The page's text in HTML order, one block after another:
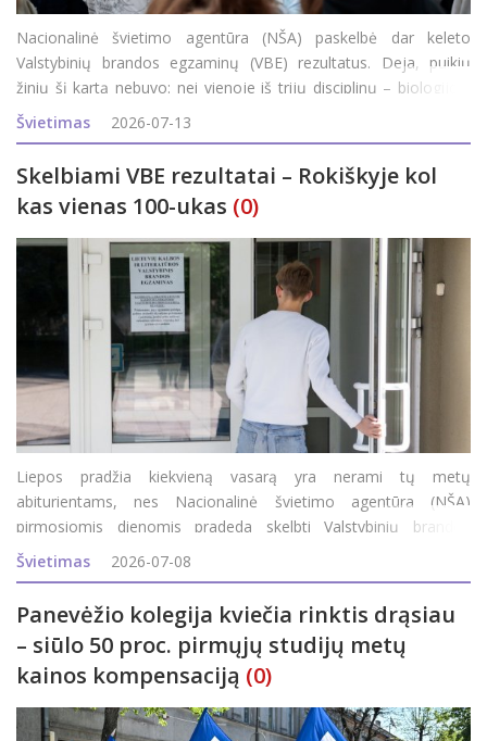
Nacionalinė švietimo agentūra (NŠA) paskelbė dar keleto
Valstybinių brandos egzaminų (VBE) rezultatus. Deja, puikių
žinių šį kartą nebuvo: nei vienoje iš trijų disciplinų – biologijos,
geografijos, verslumo ir ekonomikos – maksimalaus (100)
egzamino balo Roki&
Švietimas 2026-07-13
Skelbiami VBE rezultatai – Rokiškyje kol
kas vienas 100-ukas (0)
Liepos pradžia kiekvieną vasarą yra nerami tų metų
abiturientams, nes Nacionalinė švietimo agentūra (NŠA)
pirmosiomis dienomis pradeda skelbti Valstybinių brandos
egzaminų (VBE) rezultatus. Pirmuosius abiturientai sužinojo jau
vakar: po 14 val. NŠA internetinėje svetainėje pasir
Švietimas 2026-07-08
Panevėžio kolegija kviečia rinktis drąsiau
– siūlo 50 proc. pirmųjų studijų metų
kainos kompensaciją (0)